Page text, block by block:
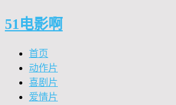
51电影啊
首页
动作片
喜剧片
爱情片